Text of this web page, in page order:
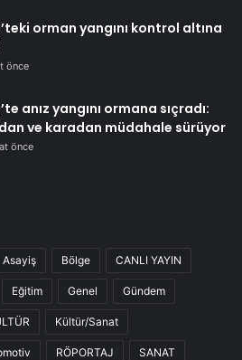
orman yangını kontrol altına
önce
anız yangını ormana sıçradı:
ve karadan müdahale sürüyor
önce
Asayiş Bölge CANLI YAYIN
Eğitim Genel Gündem
Kültür/Sanat
RÖPORTAJ SANAT